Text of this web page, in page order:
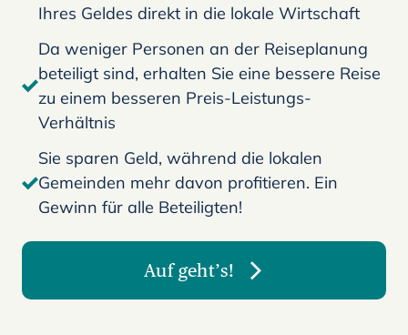
Ihres Geldes direkt in die lokale Wirtschaft
Da weniger Personen an der Reiseplanung
beteiligt sind, erhalten Sie eine bessere Reise
zu einem besseren Preis-Leistungs-
Verhältnis
Sie sparen Geld, während die lokalen
Gemeinden mehr davon profitieren. Ein
Gewinn für alle Beteiligten!
Auf geht’s!